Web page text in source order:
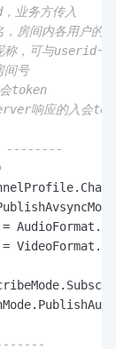
业务方传入
房间内各用户的唯
，可与userid一致
间号
token
响应的入会token
--------
=